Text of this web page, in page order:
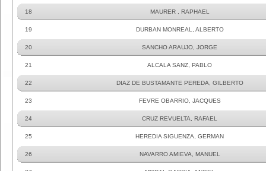
18 MAURER , RAPHAEL
19 DURBAN MONREAL, ALBERTO
20 SANCHO ARAUJO, JORGE
21 ALCALA SANZ, PABLO
22 DIAZ DE BUSTAMANTE PEREDA, GILBERTO
23 FEVRE OBARRIO, JACQUES
24 CRUZ REVUELTA, RAFAEL
25 HEREDIA SIGUENZA, GERMAN
26 NAVARRO AMIEVA, MANUEL